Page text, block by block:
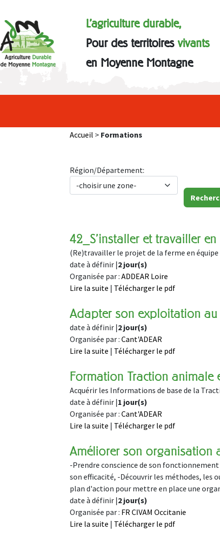
L'agriculture durable,
Pour des territoiresvivants
en Moyenne Montagne
Accueil > Formations
Région/Département:
42_S'installer et travailler
(Re)travailler le projet de la ferme en équipe
date à définir |2 jour(s)
Organisée par : ADDEAR Loire
Lire la suite | Télécharger le pdf
Adapter son exploitation
date à définir |2 jour(s)
Organisée par : Cant'ADEAR
Lire la suite | Télécharger le pdf
Formation Traction animale
Acquérir les Informations de base de la
date à définir |1 jour(s)
Organisée par : Cant'ADEAR
Lire la suite | Télécharger le pdf
Améliorer son organisation
-Prendre conscience de son
son efficacité, -Découvrir les méthodes, les
plan d'action pour mettre en place une
date à définir |2 jour(s)
Organisée par : FR CIVAM Occitanie
Lire la suite | Télécharger le pdf